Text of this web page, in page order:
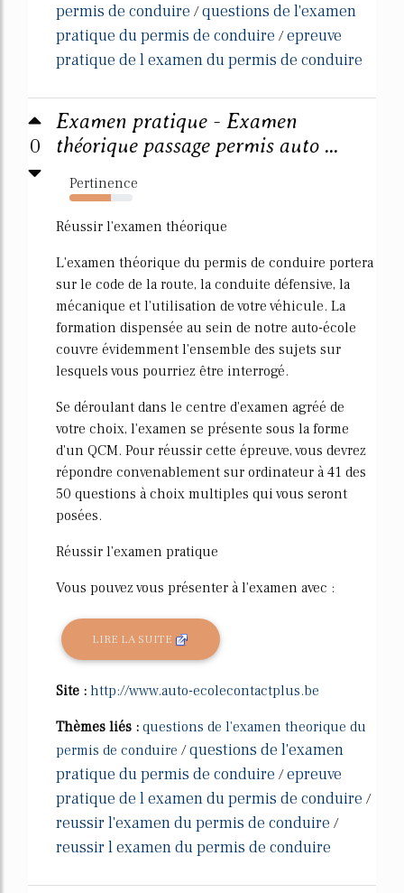
permis de conduire /questions de l'examen
pratique du permis de conduire /epreuve
pratique de l examen du permis de conduire
0
Examen pratique - Examen
théorique passage permis auto ...
Pertinence
66%
Réussir l'examen théorique
L'examen théorique du permis de conduire portera
sur le code de la route, la conduite défensive, la
mécanique et l'utilisation de votre véhicule. La
formation dispensée au sein de notre auto-école
couvre évidemment l'ensemble des sujets sur
lesquels vous pourriez être interrogé.
Se déroulant dans le centre d'examen agréé de
votre choix, l'examen se présente sous la forme
d'un QCM. Pour réussir cette épreuve, vous devrez
répondre convenablement sur ordinateur à 41 des
50 questions à choix multiples qui vous seront
posées.
Réussir l'examen pratique
Vous pouvez vous présenter à l'examen avec :
LIRE LA SUITE
Site : http://www.auto-ecolecontactplus.be
Thèmes liés : questions de l'examen theorique du
permis de conduire /questions de l'examen
pratique du permis de conduire /epreuve
pratique de l examen du permis de conduire /
reussir l'examen du permis de conduire /
reussir l examen du permis de conduire